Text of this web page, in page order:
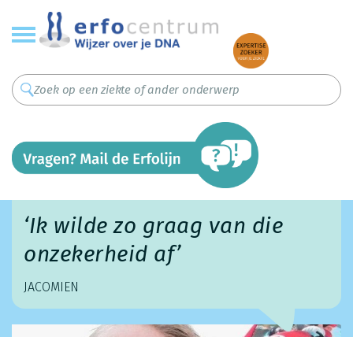
Overslaan
en
naar
inhoud
gaan
‘Ik wilde zo graag van die
onzekerheid af’
JACOMIEN